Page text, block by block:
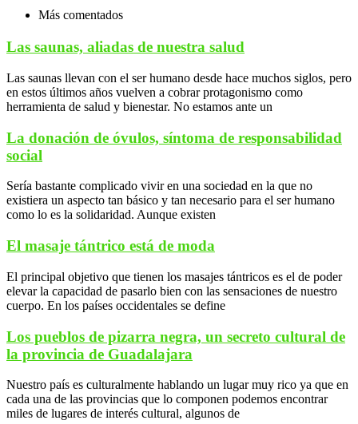
Más comentados
Las saunas, aliadas de nuestra salud
Las saunas llevan con el ser humano desde hace muchos siglos, pero
en estos últimos años vuelven a cobrar protagonismo como
herramienta de salud y bienestar. No estamos ante un
La donación de óvulos, síntoma de responsabilidad
social
Sería bastante complicado vivir en una sociedad en la que no
existiera un aspecto tan básico y tan necesario para el ser humano
como lo es la solidaridad. Aunque existen
El masaje tántrico está de moda
El principal objetivo que tienen los masajes tántricos es el de poder
elevar la capacidad de pasarlo bien con las sensaciones de nuestro
cuerpo. En los países occidentales se define
Los pueblos de pizarra negra, un secreto cultural de
la provincia de Guadalajara
Nuestro país es culturalmente hablando un lugar muy rico ya que en
cada una de las provincias que lo componen podemos encontrar
miles de lugares de interés cultural, algunos de